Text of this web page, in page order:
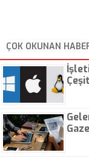
ÇOK OKUNAN